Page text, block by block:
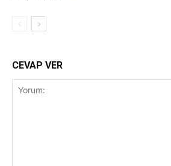
CEVAP VER